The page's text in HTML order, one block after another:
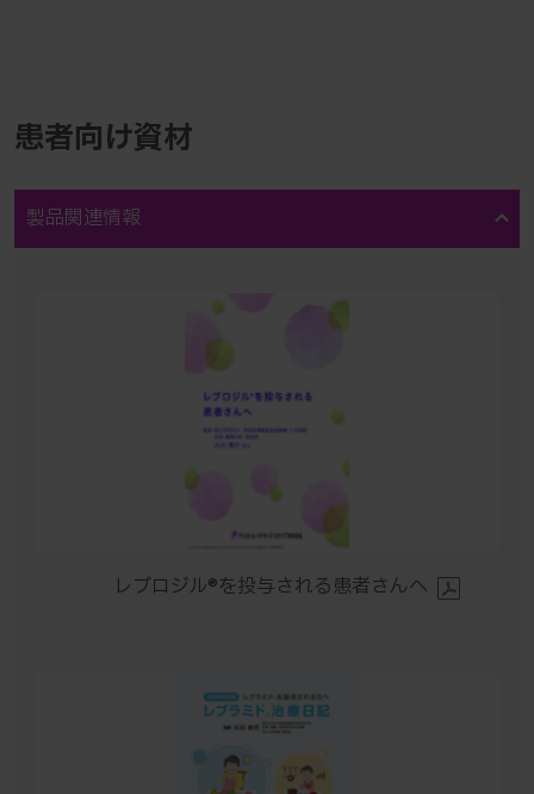
患者向け資材
製品関連情報
レブロジル®︎を投与される患者さんへ